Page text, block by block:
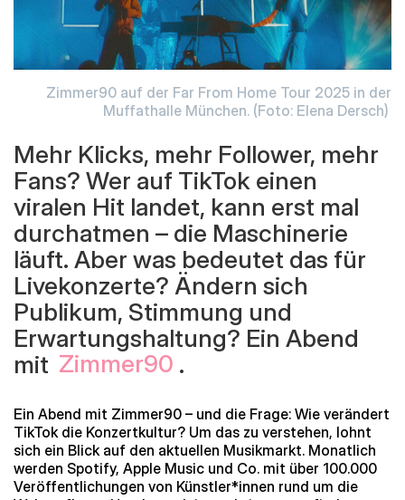
Zimmer90 auf der Far From Home Tour 2025 in der
Muffathalle München. (Foto: Elena Dersch)
Mehr Klicks, mehr Follower, mehr
Fans? Wer auf TikTok einen
viralen Hit landet, kann erst mal
durchatmen – die Maschinerie
läuft. Aber was bedeutet das für
Livekonzerte? Ändern sich
Publikum, Stimmung und
Erwartungshaltung? Ein Abend
mit Zimmer90 .
Ein Abend mit Zimmer90 – und die Frage: Wie verändert
TikTok die Konzertkultur? Um das zu verstehen, lohnt
sich ein Blick auf den aktuellen Musikmarkt. Monatlich
werden Spotify, Apple Music und Co. mit über 100.000
Veröffentlichungen von Künstler*innen rund um die